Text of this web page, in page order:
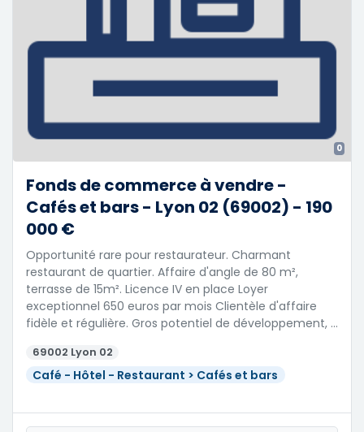
0
Fonds de commerce à vendre -
Cafés et bars - Lyon 02 (69002) - 190
000 €
Opportunité rare pour restaurateur. Charmant
restaurant de quartier. Affaire d'angle de 80 m²,
terrasse de 15m². Licence IV en place Loyer
exceptionnel 650 euros par mois Clientèle d'affaire
fidèle et régulière. Gros potentiel de développement, …
69002 Lyon 02
Café - Hôtel - Restaurant > Cafés et bars